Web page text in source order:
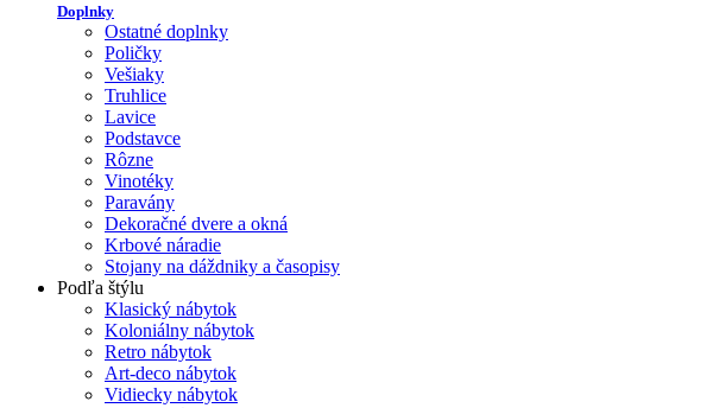
Doplnky
Ostatné doplnky
Poličky
Vešiaky
Truhlice
Lavice
Podstavce
Rôzne
Vinotéky
Paravány
Dekoračné dvere a okná
Krbové náradie
Stojany na dáždniky a časopisy
Podľa štýlu
Klasický nábytok
Koloniálny nábytok
Retro nábytok
Art-deco nábytok
Vidiecky nábytok